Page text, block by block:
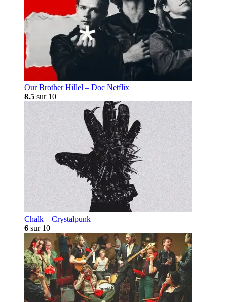
Our Brother Hillel – Doc Netflix
8.5 sur 10
Chalk – Crystalpunk
6 sur 10